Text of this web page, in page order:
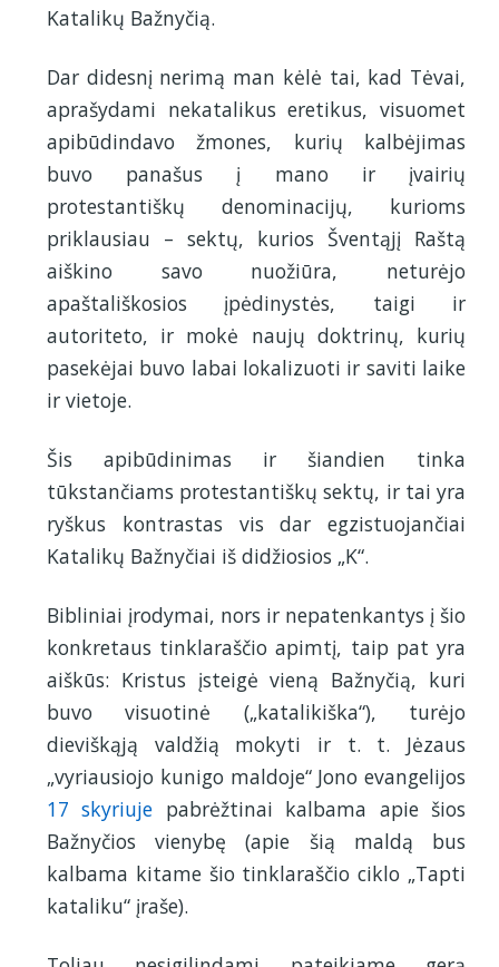
Katalikų Bažnyčią.
Dar didesnį nerimą man kėlė tai, kad Tėvai,
aprašydami nekatalikus eretikus, visuomet
apibūdindavo žmones, kurių kalbėjimas
buvo panašus į mano ir įvairių
protestantiškų denominacijų, kurioms
priklausiau – sektų, kurios Šventąjį Raštą
aiškino savo nuožiūra, neturėjo
apaštališkosios įpėdinystės, taigi ir
autoriteto, ir mokė naujų doktrinų, kurių
pasekėjai buvo labai lokalizuoti ir saviti laike
ir vietoje.
Šis apibūdinimas ir šiandien tinka
tūkstančiams protestantiškų sektų, ir tai yra
ryškus kontrastas vis dar egzistuojančiai
Katalikų Bažnyčiai iš didžiosios „K“.
Bibliniai įrodymai, nors ir nepatenkantys į šio
konkretaus tinklaraščio apimtį, taip pat yra
aiškūs: Kristus įsteigė vieną Bažnyčią, kuri
buvo visuotinė („katalikiška“), turėjo
dieviškąją valdžią mokyti ir t. t. Jėzaus
„vyriausiojo kunigo maldoje“ Jono evangelijos
17 skyriuje pabrėžtinai kalbama apie šios
Bažnyčios vienybę (apie šią maldą bus
kalbama kitame šio tinklaraščio ciklo „Tapti
kataliku“ įraše).